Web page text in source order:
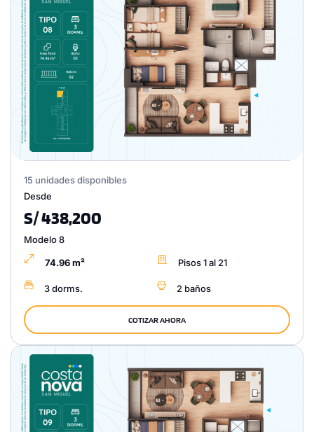
15 unidades disponibles
Desde
S/ 438,200
Modelo 8
74.96 m² Pisos 1 al 21
3 dorms. 2 baños
COTIZAR AHORA